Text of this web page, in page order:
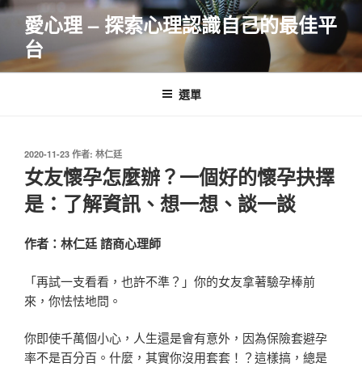
跳
要
愛心理 – 探索心理認識自己的最佳平
台
選單
發
佈
於
2020-11-23 作者: 林仁廷
女友懷孕怎麼辦？一個好的懷孕抉擇
是：了解資訊、想一想、談一談
作者：林仁廷 諮商心理師
「再試一支看看，也許不準？」你的女友拿著驗孕棒前
來，你怯怯地問。
你即使千萬個小心，人生還是會有意外，因為保險套避孕
率不是百分百。什麼，其實你沒用套套！？這樣搞，總是